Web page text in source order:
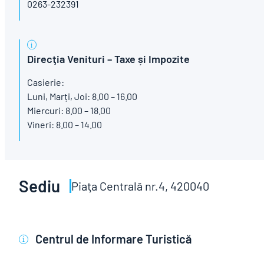
0263-232391
Direcţia Venituri – Taxe și Impozite
Casierie:
Luni, Marți, Joi: 8.00 – 16.00
Miercuri: 8.00 – 18.00
Vineri: 8.00 – 14.00
Sediu Piaţa Centrală nr.4, 420040
i Centrul de Informare Turistică